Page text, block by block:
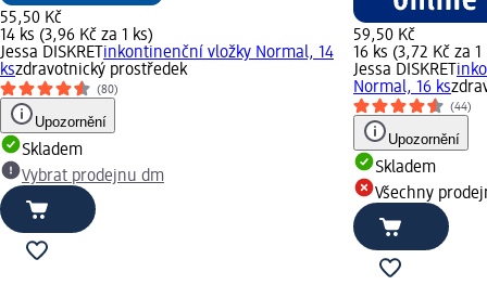
55,50 Kč
14 ks (3,96 Kč za 1 ks)
Jessa DISKRET inkontinenční vložky Normal, 14
kszdravotnický prostředek
(80)
Upozornění
Skladem
Vybrat prodejnu dm
59,50 Kč
16 ks (3,72 Kč za 1
Jessa DISKRET
Normal, 16 ks
(44)
Upozornění
Skladem
Všechny